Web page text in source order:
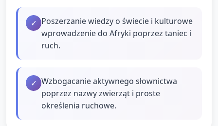
✓ Poszerzanie wiedzy o świecie i kulturowe
wprowadzenie do Afryki poprzez taniec i
ruch.
✓ Wzbogacanie aktywnego słownictwa
poprzez nazwy zwierząt i proste
określenia ruchowe.